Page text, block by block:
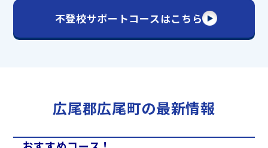
不登校サポートコースはこちら
広尾郡広尾町の最新情報